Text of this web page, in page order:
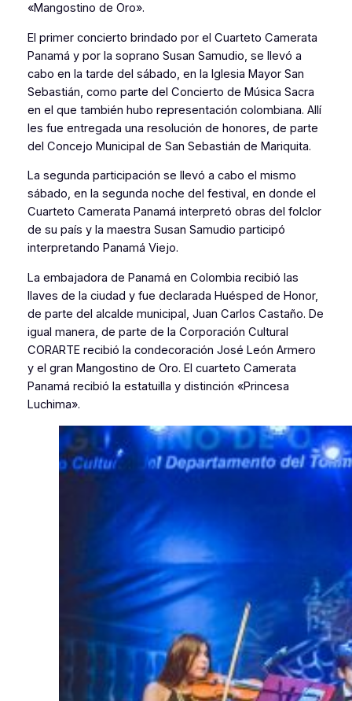
«Mangostino de Oro».
El primer concierto brindado por el Cuarteto Camerata
Panamá y por la soprano Susan Samudio, se llevó a
cabo en la tarde del sábado, en la Iglesia Mayor San
Sebastián, como parte del Concierto de Música Sacra
en el que también hubo representación colombiana. Allí
les fue entregada una resolución de honores, de parte
del Concejo Municipal de San Sebastián de Mariquita.
La segunda participación se llevó a cabo el mismo
sábado, en la segunda noche del festival, en donde el
Cuarteto Camerata Panamá interpretó obras del folclor
de su país y la maestra Susan Samudio participó
interpretando Panamá Viejo.
La embajadora de Panamá en Colombia recibió las
llaves de la ciudad y fue declarada Huésped de Honor,
de parte del alcalde municipal, Juan Carlos Castaño. De
igual manera, de parte de la Corporación Cultural
CORARTE recibió la condecoración José León Armero
y el gran Mangostino de Oro. El cuarteto Camerata
Panamá recibió la estatuilla y distinción «Princesa
Luchima».